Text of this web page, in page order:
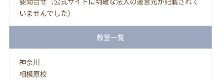
いませんでした）
教室一覧
神奈川
相模原校